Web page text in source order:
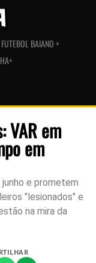
FUTEBOL BAIANO +
VAR em
em
e prometem
"lesionados" e
na mira da